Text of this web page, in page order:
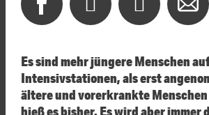
Es sind mehr jüngere Menschen
Intensivstationen, als erst
ältere und vorerkrankte
hieß es bisher. Es wird aber immer